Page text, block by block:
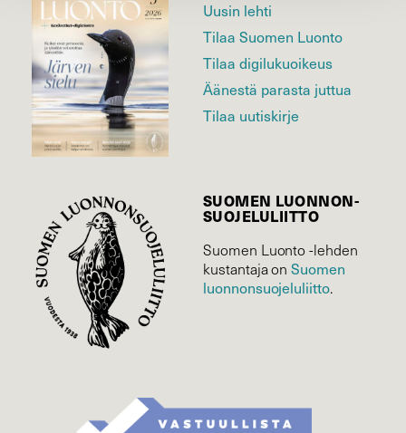
Uusin lehti
Tilaa Suomen Luonto
Tilaa digilukuoikeus
Äänestä parasta juttua
Tilaa uutiskirje
SUOMEN LUONNON­
SUOJELU­LIITTO
Suomen Luonto -lehden
kustantaja onSuomen
luonnonsuojelu­liitto.